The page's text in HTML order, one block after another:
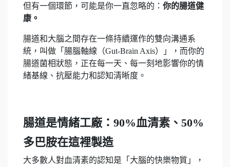
但有一個環節，可能是你一直忽略的： 你的腸道健
康。
腸道和大腦之間存在一條持續運作的雙向溝通系
統，叫做「腸腦軸線（Gut-Brain Axis）」，而你的
腸道菌相狀態，正在每一天、每一刻地影響你的情
緒基線、抗壓能力和認知清晰度。
腸道是情緒工廠：90%血清素、50%
多巴胺在這裡製造
大多數人對血清素的認知是「大腦的快樂物質」，